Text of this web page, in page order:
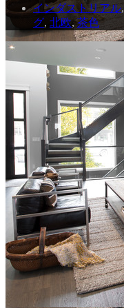
インダストリアル,
グ, 北欧,茶色